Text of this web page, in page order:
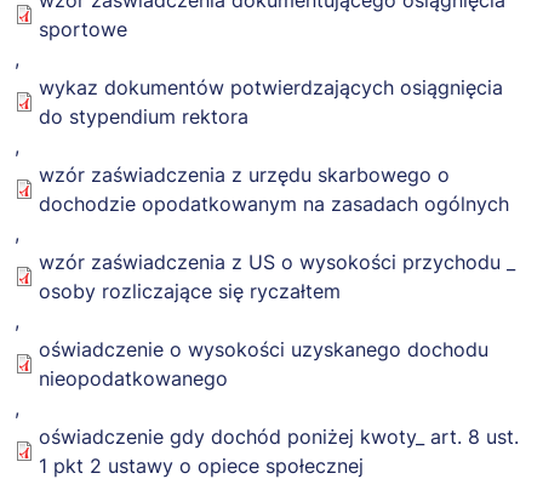
WARRANTY OF ANY
INCLUDING BUT
NOT LIMITED TO
OF
MERCHANTABILITY,
PARTICULAR
PURPOSE AND
IN NO EVENT SHALL
THE AUTHORS OR
HOLDERS BE LIABLE
FOR ANY CLAIM,
sportowe
,
wykaz dokumentów potwierdzających osiągnięcia
do stypendium rektora
,
wzór zaświadczenia z urzędu skarbowego o
dochodzie opodatkowanym na zasadach ogólnych
,
wzór zaświadczenia z US o wysokości przychodu _
osoby rozliczające się ryczałtem
,
oświadczenie o wysokości uzyskanego dochodu
nieopodatkowanego
,
oświadczenie gdy dochód poniżej kwoty_ art. 8 ust.
1 pkt 2 ustawy o opiece społecznej